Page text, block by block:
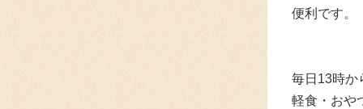
便利です。
毎日13時か
軽食・おや